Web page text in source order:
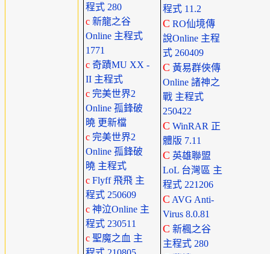
程式 280
c 新龍之谷
Online 主程式
1771
c 奇蹟MU XX -
II 主程式
c 完美世界2
Online 孤鋒破
曉 更新檔
c 完美世界2
Online 孤鋒破
曉 主程式
c Flyff 飛飛 主
程式 250609
c 神泣Online 主
程式 230511
c 聖魔之血 主
程式 11.2
C RO仙境傳
說Online 主程
式 260409
C 黃易群俠傳
Online 諸神之
戰 主程式
250422
C WinRAR 正
體版 7.11
C 英雄聯盟
LoL 台灣區 主
程式 221206
C AVG Anti-
Virus 8.0.81
C 新楓之谷
主程式 280